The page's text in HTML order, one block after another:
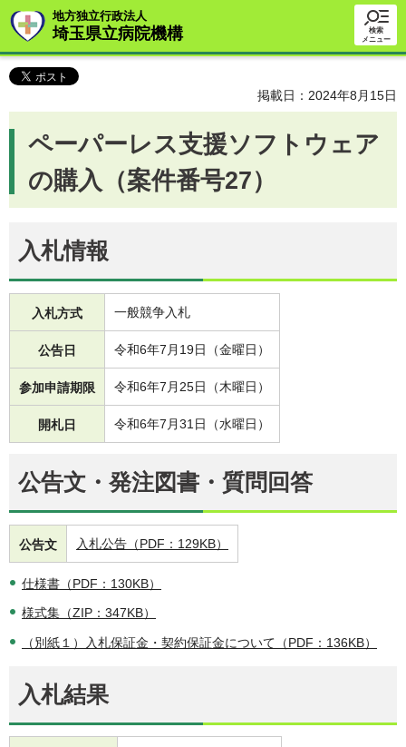
地方独立行政法人
埼玉県立病院機構
検索
メニュー
掲載日：2024年8月15日
ペーパーレス支援ソフトウェア
の購入（案件番号27）
入札情報
入札方式 一般競争入札
公告日 令和6年7月19日（金曜日）
参加申請期限 令和6年7月25日（木曜日）
開札日 令和6年7月31日（水曜日）
公告文・発注図書・質問回答
公告文 入札公告（PDF：129KB）
仕様書（PDF：130KB）
様式集（ZIP：347KB）
（別紙１）入札保証金・契約保証金について（PDF：136KB）
入札結果